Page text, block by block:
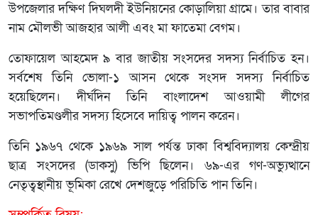
উপজেলার দক্ষিণ দিঘলদী ইউনিয়নের কোড়ালিয়া গ্রামে। তার বাবার
নাম মৌলভী আজহার আলী এবং মা ফাতেমা বেগম।
তোফায়েল আহমেদ ৯ বার জাতীয় সংসদের সদস্য নির্বাচিত হন।
সর্বশেষ তিনি ভোলা-১ আসন থেকে সংসদ সদস্য নির্বাচিত
হয়েছিলেন। দীর্ঘদিন তিনি বাংলাদেশ আওয়ামী লীগের
সভাপতিমণ্ডলীর সদস্য হিসেবে দায়িত্ব পালন করেন।
তিনি ১৯৬৭ থেকে ১৯৬৯ সাল পর্যন্ত ঢাকা বিশ্ববিদ্যালয় কেন্দ্রীয়
ছাত্র সংসদের (ডাকসু) ভিপি ছিলেন। ৬৯-এর গণ-অভ্যুত্থানে
নেতৃত্বস্থানীয় ভূমিকা রেখে দেশজুড়ে পরিচিতি পান তিনি।